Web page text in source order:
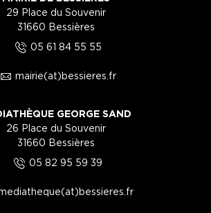
29 Place du Souvenir
31660 Bessières
5 05 61 84 55 55
1 mairie(at)bessieres.fr
GEORGE SAND
26 Place du Souvenir
31660 Bessières
5 05 82 95 59 39